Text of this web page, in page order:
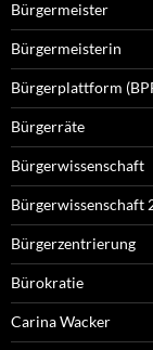
Bürgermeister
Bürgermeisterin
Bürgerplattform
Bürgerräte
Bürgerwissenschaft
Bürgerwissenschaft
Bürgerzentrierung
Bürokratie
Carina Wacker